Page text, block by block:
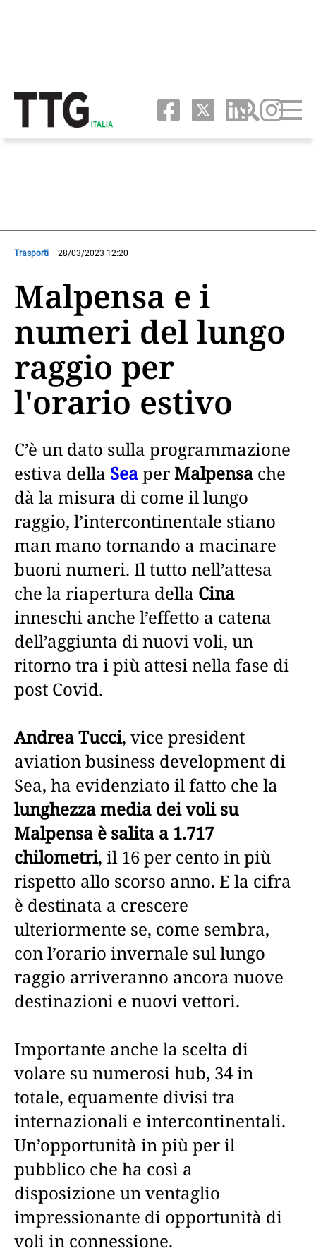
Trasporti 28/03/2023 12:20
Malpensa e i
numeri del lungo
raggio per
l'orario estivo
C’è un dato sulla programmazione
estiva della SeaperMalpensa che
dà la misura di come il lungo
raggio, l’intercontinentale stiano
man mano tornando a macinare
buoni numeri. Il tutto nell’attesa
che la riapertura della Cina
inneschi anche l’effetto a catena
dell’aggiunta di nuovi voli, un
ritorno tra i più attesi nella fase di
post Covid.
Andrea Tucci, vice president
aviation business development di
Sea, ha evidenziato il fatto che la
lunghezza media dei voli su
Malpensa è salita a 1.717
chilometri, il 16 per cento in più
rispetto allo scorso anno. E la cifra
è destinata a crescere
ulteriormente se, come sembra,
con l’orario invernale sul lungo
raggio arriveranno ancora nuove
destinazioni e nuovi vettori.
Importante anche la scelta di
volare su numerosi hub, 34 in
totale, equamente divisi tra
internazionali e intercontinentali.
Un’opportunità in più per il
pubblico che ha così a
disposizione un ventaglio
impressionante di opportunità di
voli in connessione.